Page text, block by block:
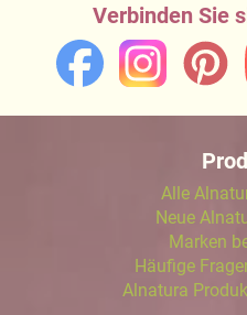
Verbinden Sie
Alle
Neue
Marken
Häufige
Alnatura